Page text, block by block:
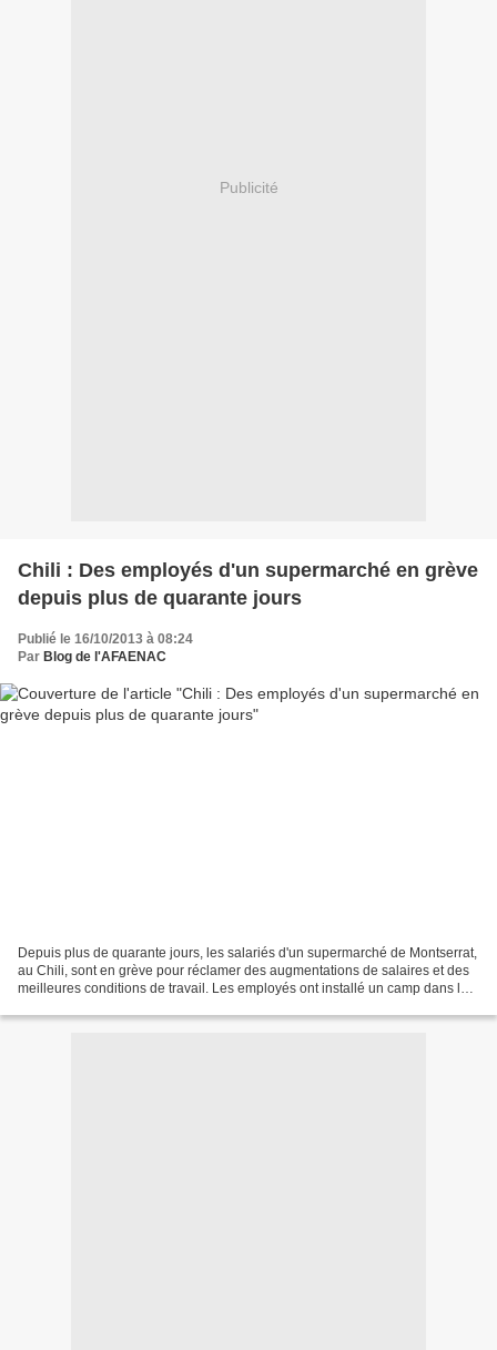
Publicité
Chili : Des employés d'un supermarché en grève
depuis plus de quarante jours
Publié le 16/10/2013 à 08:24
Par Blog de l'AFAENAC
Depuis plus de quarante jours, les salariés d'un supermarché de Montserrat,
au Chili, sont en grève pour réclamer des augmentations de salaires et des
meilleures conditions de travail. Les employés ont installé un camp dans le